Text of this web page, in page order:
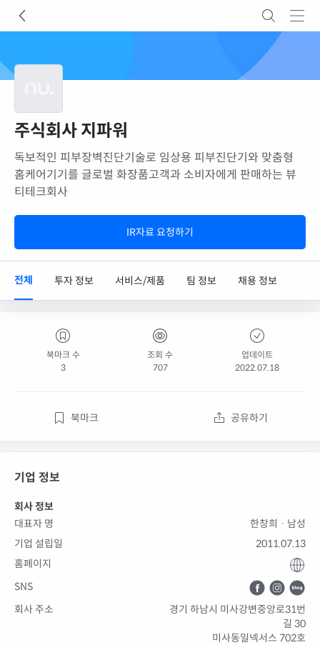
주식회사 지파워
독보적인 피부장벽진단기술로 임상용 피부진단기와 맞춤형
홈케어기기를 글로벌 화장품고객과 소비자에게 판매하는 뷰
티테크회사
IR자료 요청하기
전체 투자 정보 서비스/제품 팀 정보 채용 정보
북마크 수
3
조회 수
707
업데이트
2022.07.18
북마크 공유하기
기업 정보
회사 정보
대표자 명
한창희 · 남성
기업 설립일
2011.07.13
홈페이지
SNS
회사 주소
경기 하남시 미사강변중앙로31번
길 30
미사동일넥서스 702호